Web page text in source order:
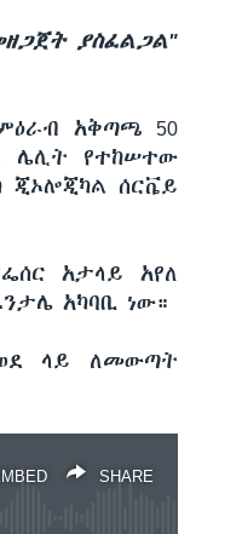
ያስፈልጋል"
አቅጣጫ 50
ሌሊት የተከሠተው
ጂኦሎጂካል ሰርቬይ
አታላይ አየለ
አካባቢ ነው።
ላይ ለመውጣት
SHARE